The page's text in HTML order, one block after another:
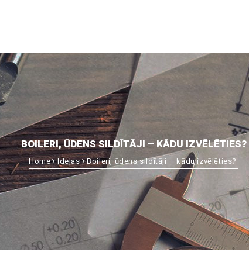
BOILERI, ŪDENS SILDĪTĀJI – KĀDU IZVĒLĒTIES?
Home Idejas Boileri, ūdens sildītāji – kādu izvēlēties?